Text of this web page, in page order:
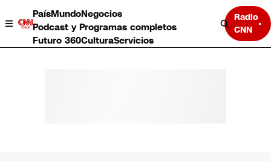
PaísMundoNegocios
Podcast y Programas completos
Futuro 360CulturaServicios
Radio
CNN